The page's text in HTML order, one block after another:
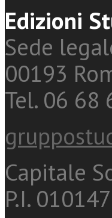
Edizioni
Sede
00193
Tel. 06 68
Capitale
P.I.